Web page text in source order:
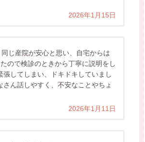
2026年1月15日
じ産院が安心と思い、自宅からは
ので検診のときから丁寧に説明をし
してしまい、ドキドキしていまし
ん話しやすく、不安なことやちょ
2026年1月11日